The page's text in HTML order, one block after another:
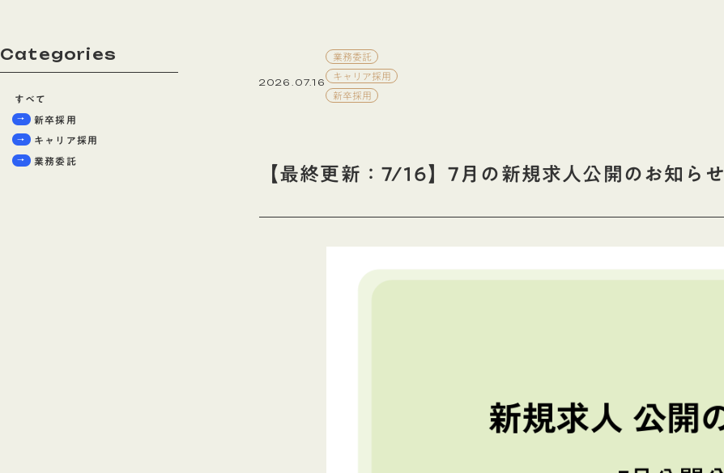
2026.07.16
業務委託
キャリア採用
新卒採用
【最終更新：7/16】7月の新規求人公開のお知らせ
Categories
すべて
新卒採用
キャリア採用
業務委託